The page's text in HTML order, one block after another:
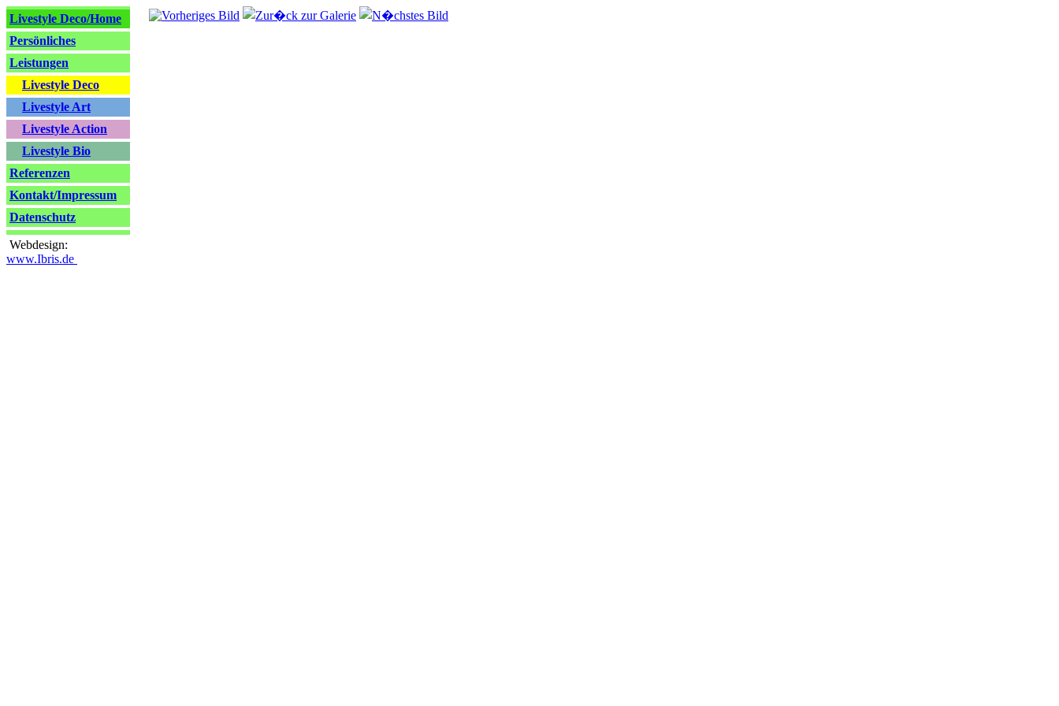
Livestyle Deco/Home
Persönliches
Leistungen
Livestyle Deco
Livestyle Art
Livestyle Action
Livestyle Bio
Referenzen
Kontakt/Impressum
Datenschutz
Webdesign:
www.Ibris.de